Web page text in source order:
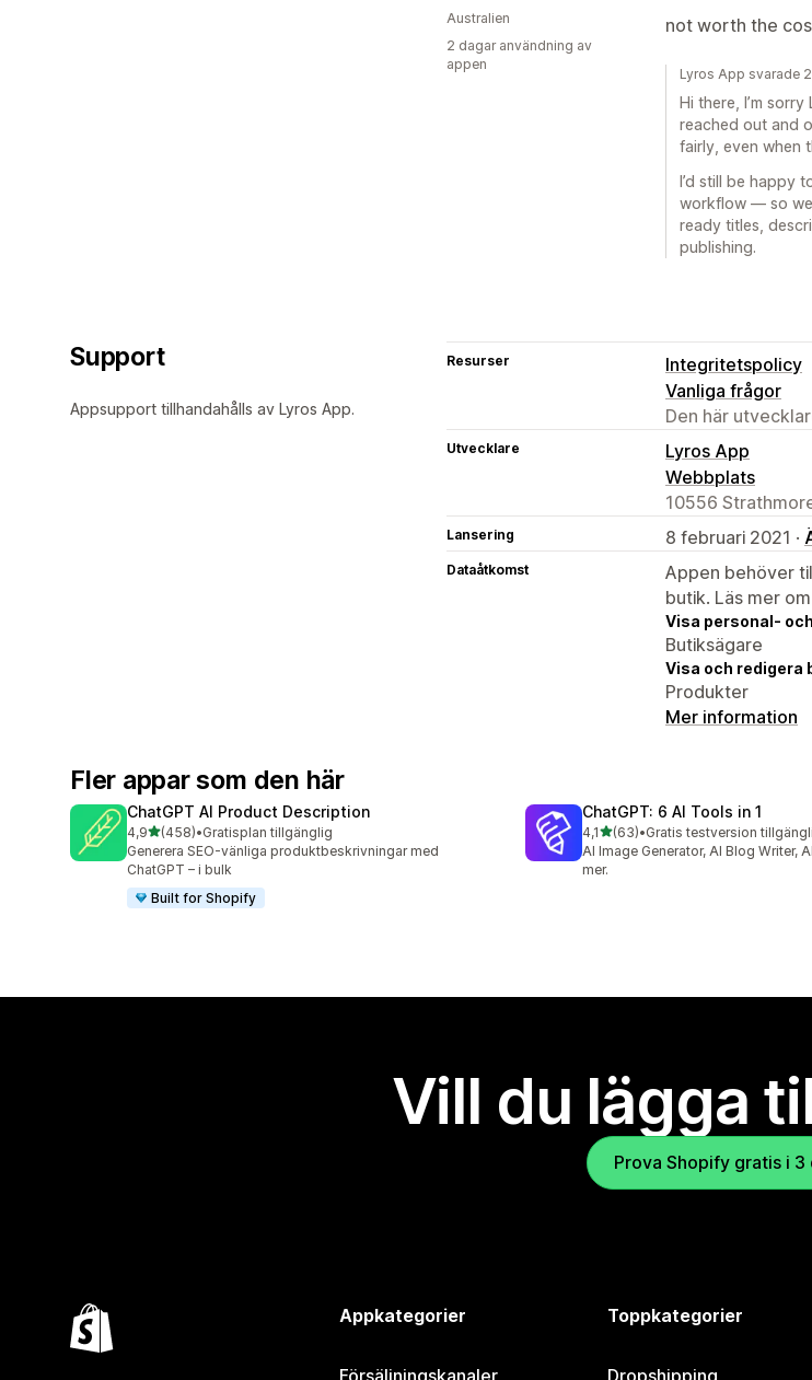
not worth the
Australien
2 dagar användning av
appen
Lyros App svarade
Hi there, I’m
reached out and
fairly, even when
I’d still be happy
workflow — so we
ready titles,
publishing.
Support
Appsupport tillhandahålls av Lyros App.
Resurser
Integritetspolicy
Vanliga frågor
Den här
Utvecklare
Lyros App
Webbplats
10556
Lansering 8 februari 2021 ·
Dataåtkomst
Appen behöver
butik. Läs mer
Visa personal-
Butiksägare
Visa och redigera
Produkter
Mer information
Fler appar som den här
ChatGPT AI Product Description
4,9av 5 stjärnor
(458)
458 recensioner totalt
•Gratisplan tillgänglig
Generera SEO-vänliga produktbeskrivningar med
ChatGPT – i bulk
Built for Shopify
ChatGPT: 6 AI Tools in 1
4,1av 5 stjärnor
(63)
63 recensioner totalt
•Gratis testversion
AI Image Generator, AI Blog Writer,
mer.
Vill du lägga
Prova Shopify gratis i 3
Appkategorier Toppkategorier